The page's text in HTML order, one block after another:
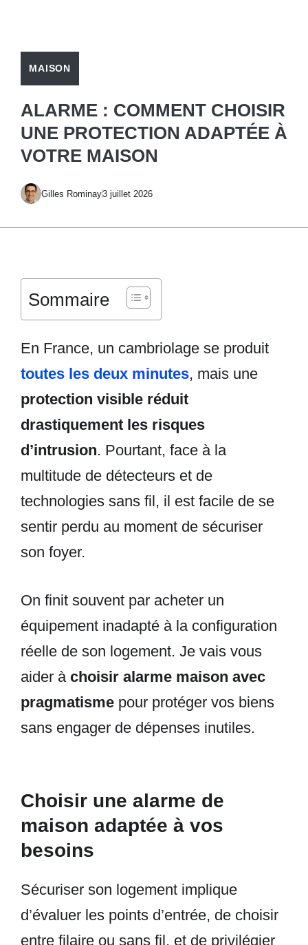
MAISON
ALARME : COMMENT CHOISIR
UNE PROTECTION ADAPTÉE À
VOTRE MAISON
Gilles Rominay3 juillet 2026
Sommaire
En France, un cambriolage se produit
toutes les deux minutes, mais une
protection visible réduit
drastiquement les risques
d’intrusion. Pourtant, face à la
multitude de détecteurs et de
technologies sans fil, il est facile de se
sentir perdu au moment de sécuriser
son foyer.
On finit souvent par acheter un
équipement inadapté à la configuration
réelle de son logement. Je vais vous
aider à choisir alarme maison avec
pragmatisme pour protéger vos biens
sans engager de dépenses inutiles.
Choisir une alarme de
maison adaptée à vos
besoins
Sécuriser son logement implique
d’évaluer les points d’entrée, de choisir
entre filaire ou sans fil, et de privilégier